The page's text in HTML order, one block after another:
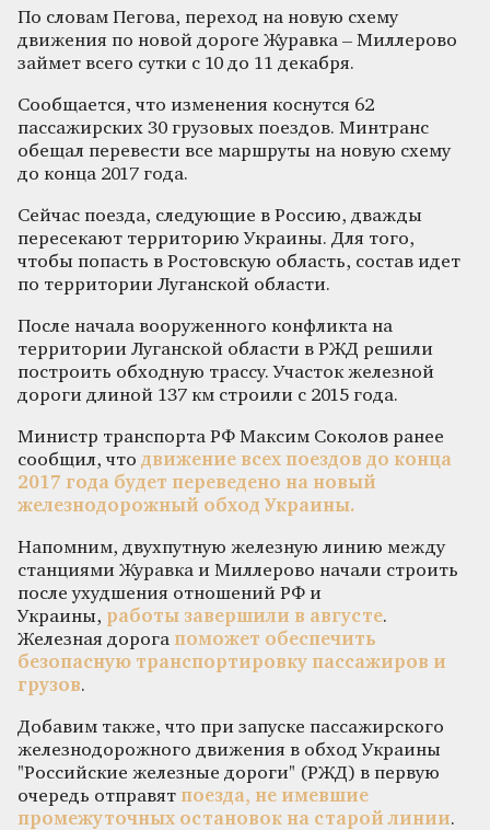
По словам Пегова, переход на новую схему
движения по новой дороге Журавка – Миллерово
займет всего сутки с 10 до 11 декабря.
Сообщается, что изменения коснутся 62
пассажирских 30 грузовых поездов. Минтранс
обещал перевести все маршруты на новую схему
до конца 2017 года.
Сейчас поезда, следующие в Россию, дважды
пересекают территорию Украины. Для того,
чтобы попасть в Ростовскую область, состав идет
по территории Луганской области.
После начала вооруженного конфликта на
территории Луганской области в РЖД решили
построить обходную трассу. Участок железной
дороги длиной 137 км строили с 2015 года.
Министр транспорта РФ Максим Соколов ранее
сообщил, что движение всех поездов до конца
2017 года будет переведено на новый
железнодорожный обход Украины.
Напомним, двухпутную железную линию между
станциями Журавка и Миллерово начали строить
после ухудшения отношений РФ и
Украины, работы завершили в августе.
Железная дорога поможет обеспечить
безопасную транспортировку пассажиров и
грузов.
Добавим также, что при запуске пассажирского
железнодорожного движения в обход Украины
"Российские железные дороги" (РЖД) в первую
очередь отправят поезда, не имевшие
промежуточных остановок на старой линии.